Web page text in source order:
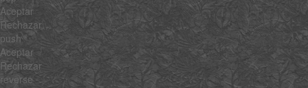
Aceptar
Rechazar
push
Aceptar
Rechazar
reverse